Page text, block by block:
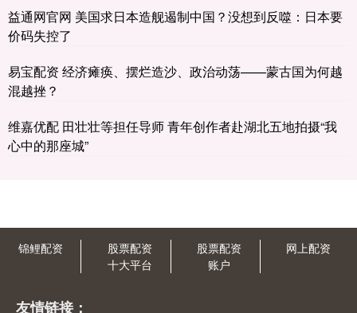
益通网官网 美国求日本造舰遏制中国？没想到反噬：日本要
价码失控了
易宝配资 经济瘫痪、摆烂造沙、政治动荡——蒙古国为何越
混越挫？
维嘉优配 田壮壮等担任导师 青年创作者赴湖北五地拍摄“我
心中的那座城”
锦鲤配资
股票配资
十大平台
股票配资
账户
网上配资
友情链接：